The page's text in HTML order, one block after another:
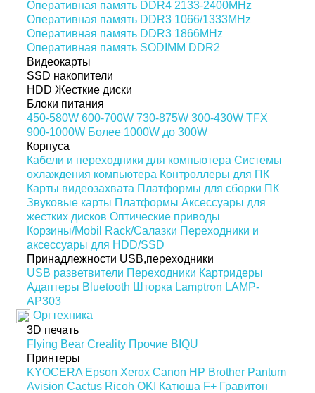
Оперативная память DDR4 2133-2400MHz
Оперативная память DDR3 1066/1333MHz
Оперативная память DDR3 1866MHz
Оперативная память SODIMM DDR2
Видеокарты
SSD накопители
HDD Жесткие диски
Блоки питания
450-580W 600-700W 730-875W 300-430W TFX
900-1000W Более 1000W до 300W
Корпуса
Кабели и переходники для компьютера Системы
охлаждения компьютера Контроллеры для ПК
Карты видеозахвата Платформы для сборки ПК
Звуковые карты Платформы Аксессуары для
жестких дисков Оптические приводы
Корзины/Mobil Rack/Салазки Переходники и
аксессуары для HDD/SSD
Принадлежности USB,переходники
USB разветвители Переходники Картридеры
Адаптеры Bluetooth Шторка Lamptron LAMP-
AP303
Оргтехника
3D печать
Flying Bear Creality Прочие BIQU
Принтеры
KYOCERA Epson Xerox Canon HP Brother Pantum
Avision Cactus Ricoh OKI Катюша F+ Гравитон